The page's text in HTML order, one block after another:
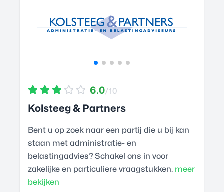
6.0/10
Kolsteeg & Partners
Bent u op zoek naar een partij die u bij kan
staan met administratie- en
belastingadvies? Schakel ons in voor
zakelijke en particuliere vraagstukken. meer
bekijken